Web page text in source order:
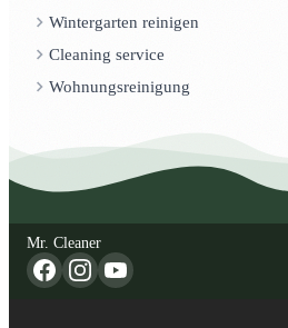
Wintergarten reinigen
Cleaning service
Wohnungsreinigung
Mr. Cleaner